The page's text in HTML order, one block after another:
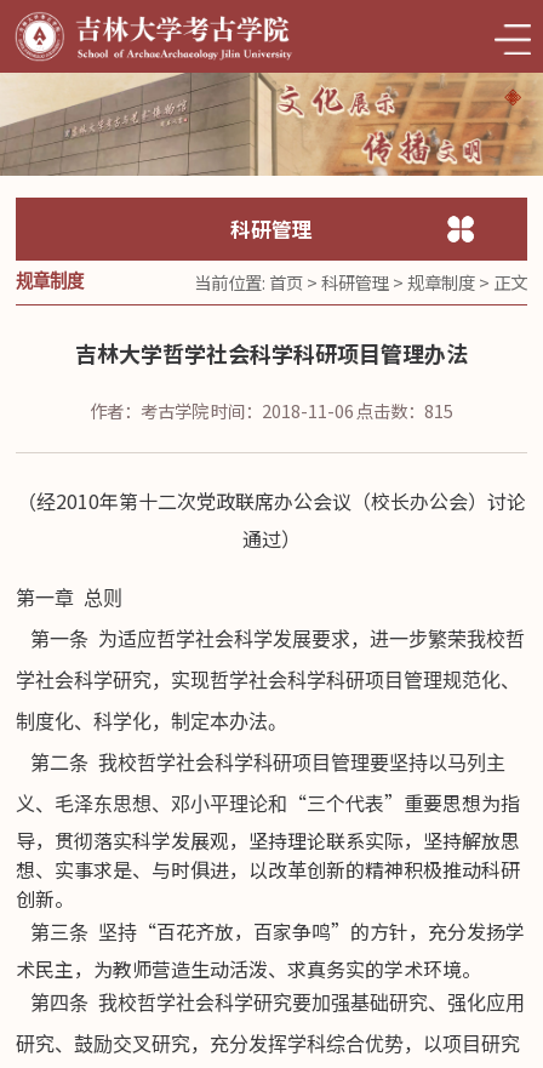
科研管理
规章制度 当前位置: 首页>科研管理>规章制度> 正文
吉林大学哲学社会科学科研项目管理办法
作者：考古学院时间：2018-11-06点击数： 815
（经2010年第十二次党政联席办公会议（校长办公会）讨论
通过）
第一章 总则
第一条 为适应哲学社会科学发展要求，进一步繁荣我校哲
学社会科学研究，实现哲学社会科学科研项目管理规范化、
制度化、科学化，制定本办法。
第二条 我校哲学社会科学科研项目管理要坚持以马列主
义、毛泽东思想、邓小平理论和
“三个代表”重要思想为指
导，贯彻落实科学发展观，坚持理论联系实际，坚持解放思
想、实事求是、与时俱进，以改革创新的精神积极推动科研
创新。
第三条 坚持 “百花齐放，百家争鸣”的方针，充分发扬学
术民主，为教师营造生动活泼、求真务实的学术环境。
第四条 我校哲学社会科学研究要加强基础研究、强化应用
研究、鼓励交叉研究，充分发挥学科综合优势，以项目研究